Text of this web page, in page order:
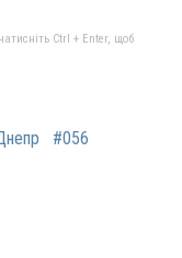
Ctrl + Enter, щоб
#056